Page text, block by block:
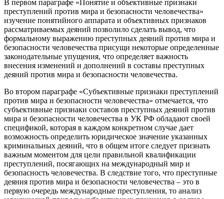
В первом параграфе «Понятие и объективные признаки
преступлений против мира и безопасности человечества»
изучение понятийного аппарата и объективных признаков
рассматриваемых деяний позволило сделать вывод, что
формальному выражению преступных деяний против мира и
безопасности человечества присущи некоторые определенные
законодательные упущения, что определяет важность
внесения изменений и дополнений в составы преступных
деяний против мира и безопасности человечества.
Во втором параграфе «Субъективные признаки преступлений
против мира и безопасности человечества» отмечается, что
субъективные признаки составов преступных деяний против
мира и безопасности человечества в УК РФ обладают своей
спецификой, которая в каждом конкретном случае дает
возможность определить юридическое значение указанных
криминальных деяний, что в общем итоге следует признать
важным моментом для цели правильной квалификации
преступлений, посягающих на международный мир и
безопасность человечества. В следствие того, что преступные
деяния против мира и безопасности человечества – это в
первую очередь международные преступления, то анализ